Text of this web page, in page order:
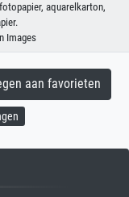
aquarelkarton,
Images
aan favorieten